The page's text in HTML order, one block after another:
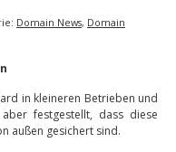
Domain News, Domain
in kleineren Betrieben und
festgestellt, dass diese
außen gesichert sind.